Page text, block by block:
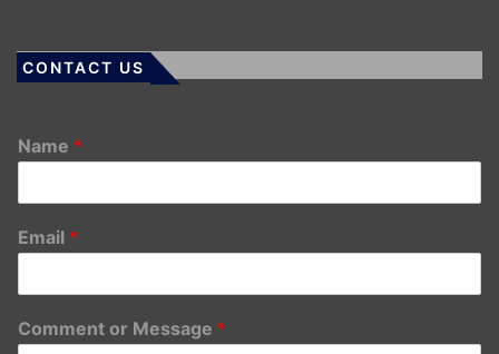
CONTACT US
Name *
Email *
Comment or Message *